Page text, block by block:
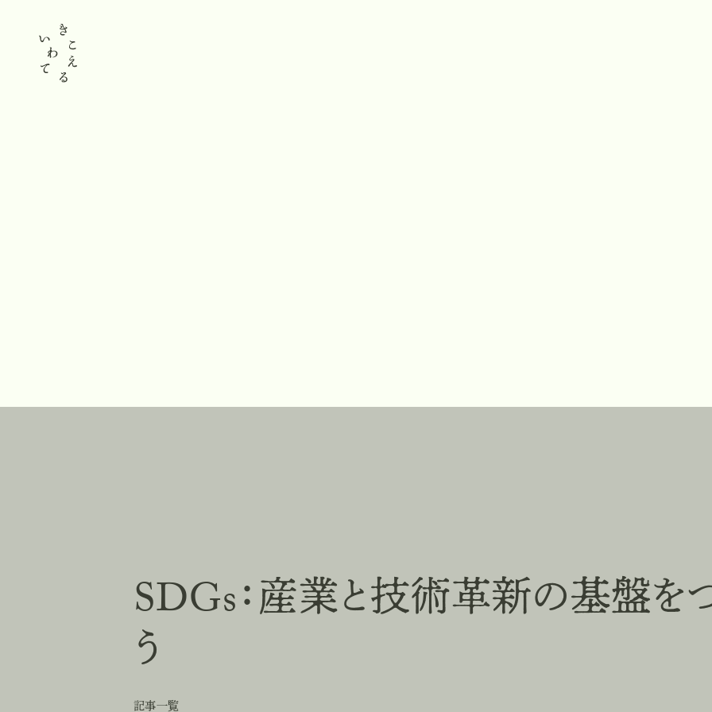
SDGs：産業と技術革新の基盤を
う
記事一覧